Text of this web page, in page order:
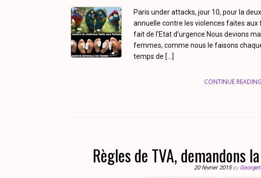
Paris under attacks, jour 10, pour la
annuelle contre les violences faites
fait de l’Etat d’urgence Nous devions
femmes, comme nous le faisons
temps de […]
CONTINUE
Règles de TVA, demandons
20 février 2015by